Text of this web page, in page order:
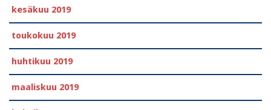
kesäkuu 2019
toukokuu 2019
huhtikuu 2019
maaliskuu 2019